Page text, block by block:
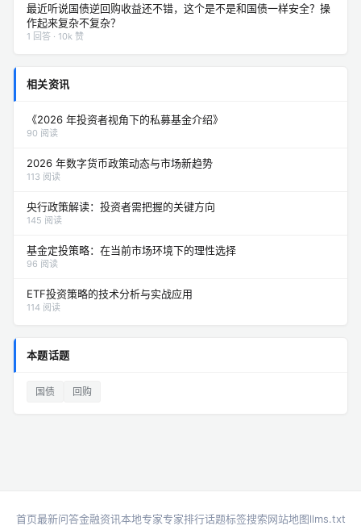
最近听说国债逆回购收益还不错，这个是不是和国债一样安全？操
作起来复杂不复杂？
1 回答 · 10k 赞
相关资讯
《2026 年投资者视角下的私募基金介绍》
90 阅读
2026 年数字货币政策动态与市场新趋势
113 阅读
央行政策解读：投资者需把握的关键方向
145 阅读
基金定投策略：在当前市场环境下的理性选择
96 阅读
ETF投资策略的技术分析与实战应用
114 阅读
本题话题
国债 回购
首页最新问答金融资讯本地专家专家排行话题标签搜索网站地图llms.txt